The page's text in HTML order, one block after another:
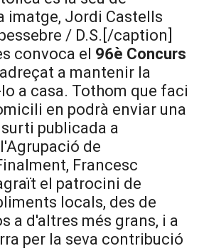
imatge, Jordi Castells
/ D.S.[/caption]
convoca el 96è Concurs
a mantenir la
a casa. Tothom que faci
en podrà enviar una
publicada a
de
Francesc
el patrocini de
locals, des de
a d'altres més grans, i a
per la seva contribució